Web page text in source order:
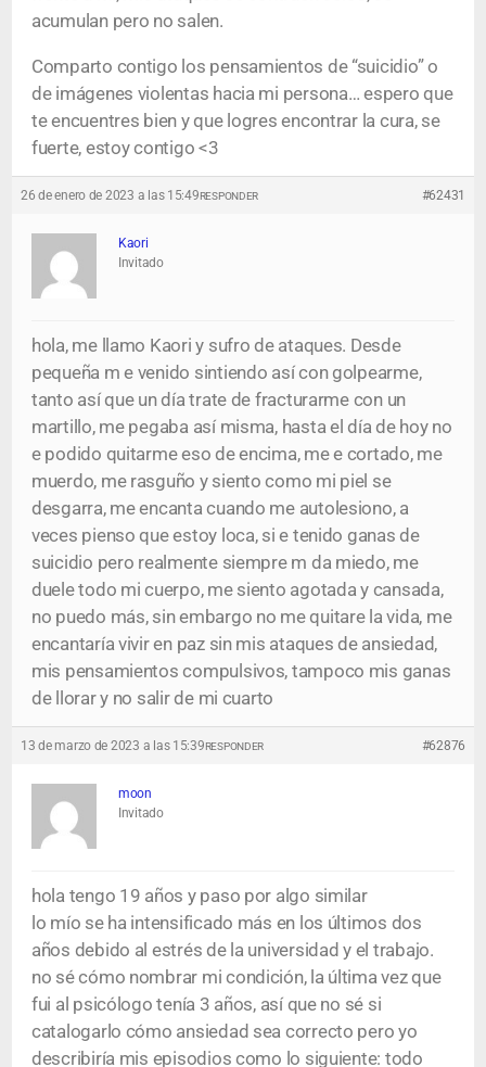
acumulan pero no salen.
Comparto contigo los pensamientos de “suicidio” o
de imágenes violentas hacia mi persona… espero que
te encuentres bien y que logres encontrar la cura, se
fuerte, estoy contigo <3
26 de enero de 2023 a las 15:49 #62431
RESPONDER
Kaori
Invitado
hola, me llamo Kaori y sufro de ataques. Desde
pequeña m e venido sintiendo así con golpearme,
tanto así que un día trate de fracturarme con un
martillo, me pegaba así misma, hasta el día de hoy no
e podido quitarme eso de encima, me e cortado, me
muerdo, me rasguño y siento como mi piel se
desgarra, me encanta cuando me autolesiono, a
veces pienso que estoy loca, si e tenido ganas de
suicidio pero realmente siempre m da miedo, me
duele todo mi cuerpo, me siento agotada y cansada,
no puedo más, sin embargo no me quitare la vida, me
encantaría vivir en paz sin mis ataques de ansiedad,
mis pensamientos compulsivos, tampoco mis ganas
de llorar y no salir de mi cuarto
13 de marzo de 2023 a las 15:39 #62876
RESPONDER
moon
Invitado
hola tengo 19 años y paso por algo similar
lo mío se ha intensificado más en los últimos dos
años debido al estrés de la universidad y el trabajo.
no sé cómo nombrar mi condición, la última vez que
fui al psicólogo tenía 3 años, así que no sé si
catalogarlo cómo ansiedad sea correcto pero yo
describiría mis episodios como lo siguiente: todo